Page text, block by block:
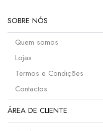
SOBRE NÓS
Quem somos
Lojas
Termos e Condições
Contactos
ÁREA DE CLIENTE